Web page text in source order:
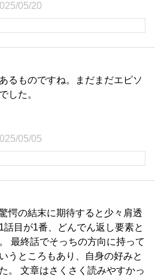
05/20
るものですね。まだまだエピソ
した。
05/05
愕の結末に期待すると少々肩透
話目が1番、どんでん返し要素と
最終話でそっちの方向に持って
うところもあり、自身の好みと
。 文章はさくさく読みやすかっ